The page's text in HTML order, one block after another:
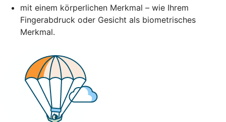
mit einem körperlichen Merkmal – wie Ihrem
Fingerabdruck oder Gesicht als biometrisches
Merkmal.